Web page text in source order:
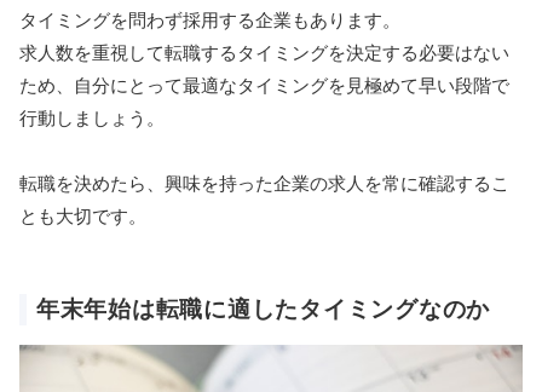
タイミングを問わず採用する企業もあります。
求人数を重視して転職するタイミングを決定する必要はない
ため、自分にとって最適なタイミングを見極めて早い段階で
行動しましょう。
転職を決めたら、興味を持った企業の求人を常に確認するこ
とも大切です。
年末年始は転職に適したタイミングなのか